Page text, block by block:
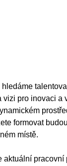
vizi pro inovaci a
formovat
místě.
aktuální